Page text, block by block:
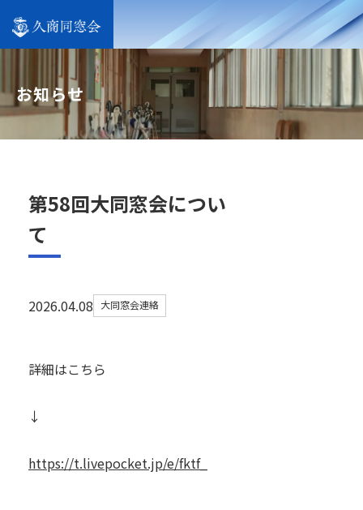
お知らせ
第58回大同窓会につい
2026.04.08 大同窓会連絡
詳細はこちら
↓
https://t.livepocket.jp/e/fktf_